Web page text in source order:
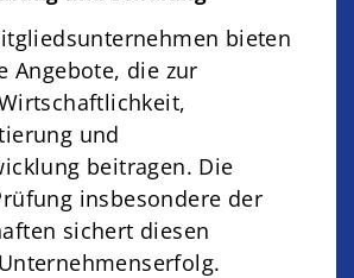
bieten
Angebote, die zur
und
beitragen. Die
insbesondere der
sichert diesen